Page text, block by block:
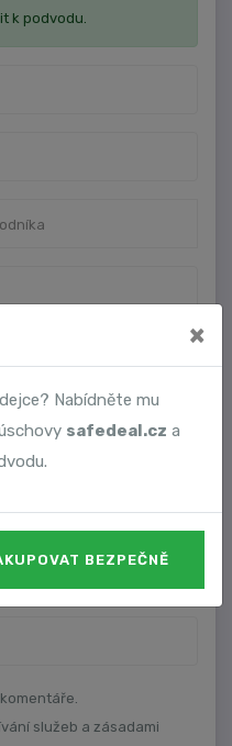
k podvodu.
služeb a zásadami
×
Nabídněte mu
safedeal.cz a
BEZPEČNĚ